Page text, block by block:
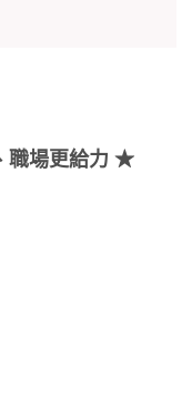
職場更給力 ★